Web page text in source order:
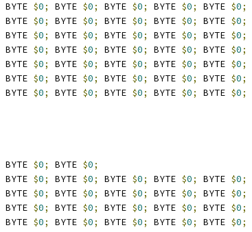
BYTE $0; BYTE $0; BYTE $0; BYTE $0; BYTE $0;
BYTE $0; BYTE $0; BYTE $0; BYTE $0; BYTE $0;
BYTE $0; BYTE $0; BYTE $0; BYTE $0; BYTE $0;
BYTE $0; BYTE $0; BYTE $0; BYTE $0; BYTE $0;
BYTE $0; BYTE $0; BYTE $0; BYTE $0; BYTE $0;
BYTE $0; BYTE $0; BYTE $0; BYTE $0; BYTE $0;
BYTE $0; BYTE $0; BYTE $0; BYTE $0; BYTE $0;
BYTE $0; BYTE $0;
BYTE $0; BYTE $0; BYTE $0; BYTE $0; BYTE $0;
BYTE $0; BYTE $0; BYTE $0; BYTE $0; BYTE $0;
BYTE $0; BYTE $0; BYTE $0; BYTE $0; BYTE $0;
BYTE $0; BYTE $0; BYTE $0; BYTE $0; BYTE $0;